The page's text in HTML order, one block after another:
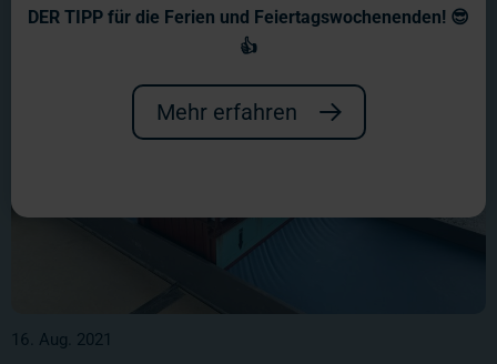
16. Aug. 2021
DER TIPP für die Ferien und Feiertagswochenenden! 😎
👍
Mehr erfahren